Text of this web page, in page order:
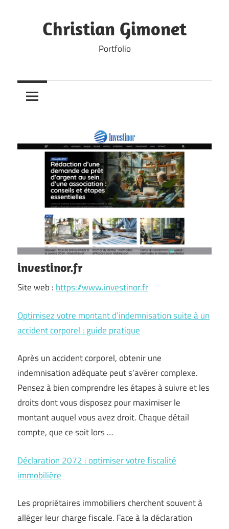
contentChristian Gimonet
Portfolio
investinor.fr
Site web : https://www.investinor.fr
Optimisez votre montant d’indemnisation suite à un
accident corporel : guide pratique
Après un accident corporel, obtenir une
indemnisation adéquate peut s’avérer complexe.
Pensez à bien comprendre les étapes à suivre et les
droits dont vous disposez pour maximiser le
montant auquel vous avez droit. Chaque détail
compte, que ce soit lors …
Déclaration 2072 : optimiser votre fiscalité
immobilière
Les propriétaires immobiliers cherchent souvent à
alléger leur charge fiscale. Face à la déclaration